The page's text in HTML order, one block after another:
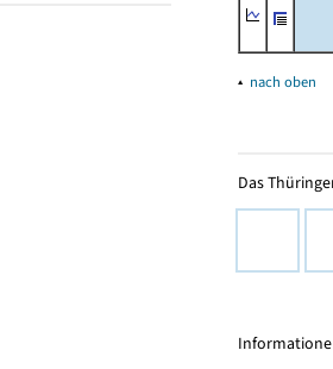
▴ nach oben
Das